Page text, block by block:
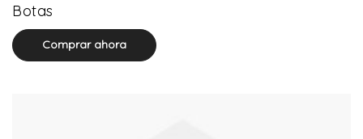
Botas
Comprar ahora